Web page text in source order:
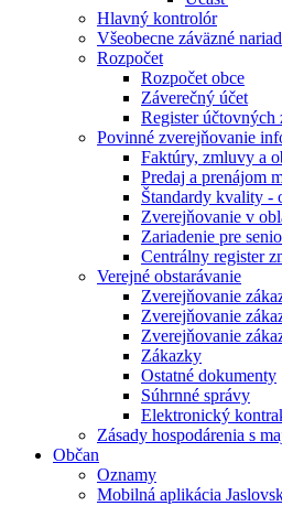
Hlavný kontrolór
Všeobecne záväzné
Rozpočet
Rozpočet obce
Záverečný účet
Register účtovných
Povinné zverejňovanie
Faktúry, zmluvy a
Predaj a prenájom
Štandardy kvality -
Zverejňovanie v
Zariadenie pre
Centrálny register
Verejné obstarávanie
Zverejňovanie
Zverejňovanie
Zverejňovanie
Zákazky
Ostatné dokumenty
Súhrnné správy
Elektronický
Zásady hospodárenia s
Občan
Oznamy
Mobilná aplikácia